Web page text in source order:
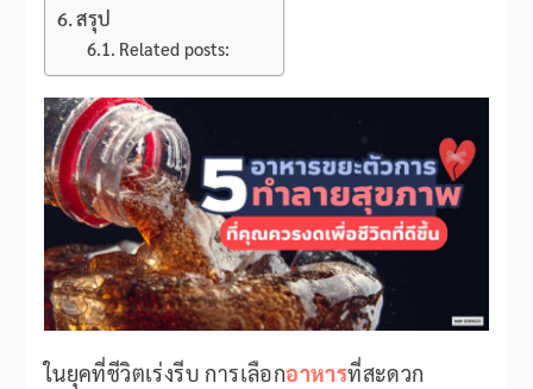
สรุป
Related posts:
ในยุคที่ชีวิตเร่งรีบ การเลือกอาหารที่สะดวก